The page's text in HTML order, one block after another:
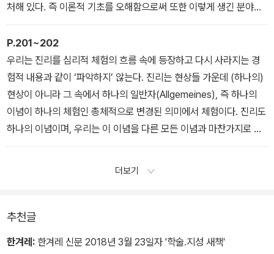
처해 있다. 즉 이론적 기초를 오해함으로써 또한 이렇게 생긴 분야들
을 혼합함으로써 논리적 인식에서 진보가 본질적으로 억제되었다.
P.201~202
우리는 진리를 심리적 체험의 흐름 속에 등장하고 다시 사라지는 경
험적 내용과 같이 ‘파악하지’ 않는다. 진리는 현상들 가운데 (하나의)
현상이 아니라 그 속에서 하나의 일반자(Allgemeines), 즉 하나의
이념이 하나의 체험인 총체적으로 변경된 의미에서 체험이다. 진리도
하나의 이념이며, 우리는 이 이념을 다른 모든 이념과 마찬가지로 직
관에 근거한 이념화(이것은 여기에서 당연히 통찰의 작용이다.)의 작
더보기
추천글
한겨레: 한겨레 신문 2018년 3월 23일자 '학술.지성 새책'